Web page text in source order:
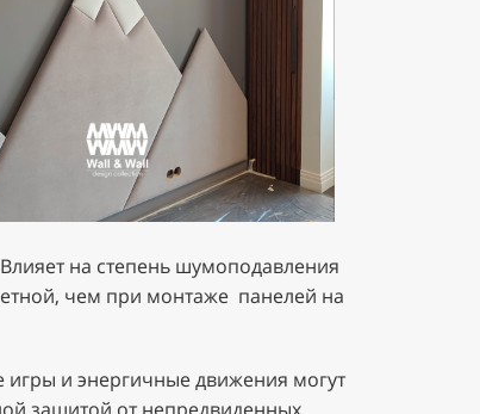
на степень шумоподавления
чем при монтаже панелей на
игры и энергичные движения могут